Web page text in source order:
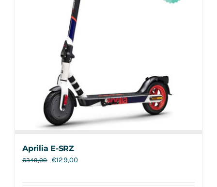
Aprilia E-SRZ
€349,00 €129,00